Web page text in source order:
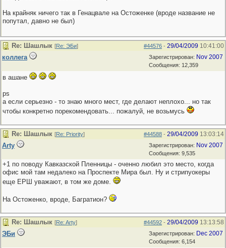
На крайняк ничего так в Генацвале на Остоженке (вроде название не
попутал, давно не был)
#44576 - 29/04/2009 10:41:00
Re: Шашлык [Re: ЭБи]
Зарегистрирован: Nov 2007
Сообщения: 12,359
коллега
в ашане
ps
а если серьезно - то знаю много мест, где делают неплохо... но так
чтобы конкретно порекомендовать... пожалуй, не возьмусь
#44588 - 29/04/2009 13:03:14
Re: Шашлык [Re: Priority]
Зарегистрирован: Nov 2007
Сообщения: 9,535
Arty
+1 по поводу Кавказской Пленницы - оченно любил это место, когда
офис мой там недалеко на Проспекте Мира был. Ну и стрипуокеры
еще ЕРШ уважают, в том же доме.
На Остоженко, вроде, Багратион?
#44592 - 29/04/2009 13:13:58
Re: Шашлык [Re: Arty]
Зарегистрирован: Dec 2007
Сообщения: 6,154
ЭБи